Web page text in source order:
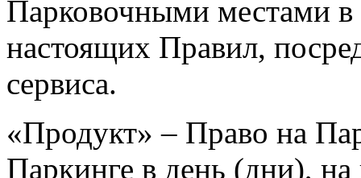
Парковочными местами в
настоящих Правил,
сервиса.
«Продукт» – Право на
Паркинге в день (дни),